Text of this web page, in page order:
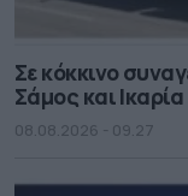
Σε κόκκινο
Σάμος και Ικαρία
08.08.2026 - 09.27